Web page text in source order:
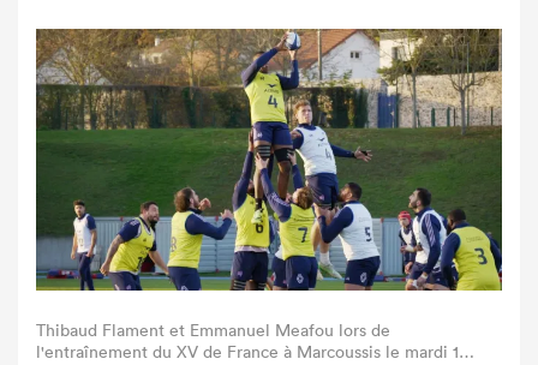
Thibaud Flament et Emmanuel Meafou lors de
l'entraînement du XV de France à Marcoussis le mardi 18